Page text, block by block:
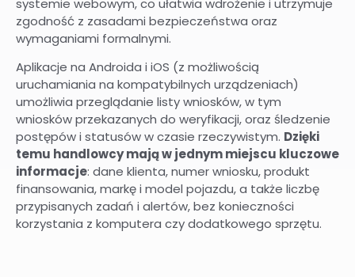
systemie webowym, co ułatwia wdrożenie i utrzymuje
zgodność z zasadami bezpieczeństwa oraz
wymaganiami formalnymi.
Aplikacje na Androida i iOS (z możliwością
uruchamiania na kompatybilnych urządzeniach)
umożliwia przeglądanie listy wniosków, w tym
wniosków przekazanych do weryfikacji, oraz śledzenie
postępów i statusów w czasie rzeczywistym. Dzięki
temu handlowcy mają w jednym miejscu kluczowe
informacje: dane klienta, numer wniosku, produkt
finansowania, markę i model pojazdu, a także liczbę
przypisanych zadań i alertów, bez konieczności
korzystania z komputera czy dodatkowego sprzętu.